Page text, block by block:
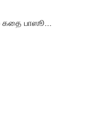
பாஸூ...